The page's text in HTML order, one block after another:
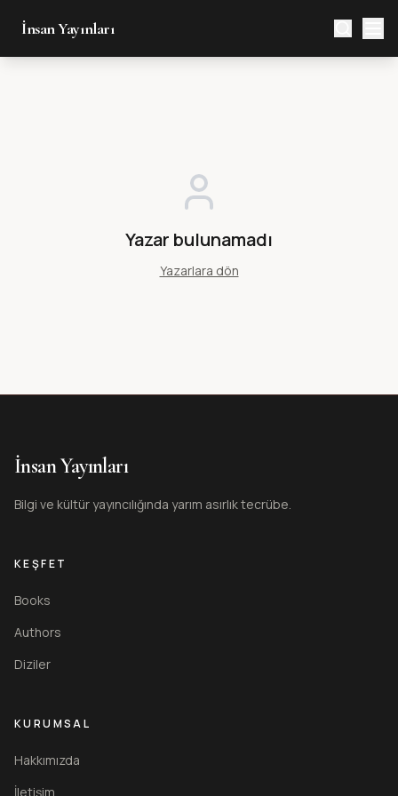
İnsan Yayınları
Yazar bulunamadı
Yazarlara dön
İnsan Yayınları
Bilgi ve kültür yayıncılığında yarım asırlık tecrübe.
KEŞFET
Books
Authors
Diziler
KURUMSAL
Hakkımızda
İletişim